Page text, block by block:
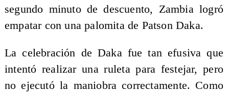
segundo minuto de descuento, Zambia logró
empatar con una palomita de Patson Daka.
La celebración de Daka fue tan efusiva que
intentó realizar una ruleta para festejar, pero
no ejecutó la maniobra correctamente. Como